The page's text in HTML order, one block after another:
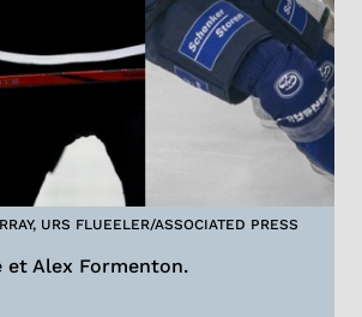
URS FLUEELER/ASSOCIATED PRESS
et Alex Formenton.